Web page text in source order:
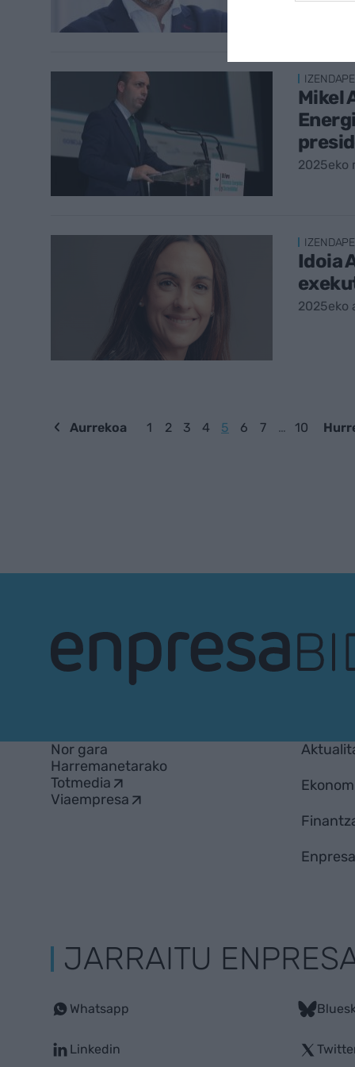
Mikel
2025eko
Idoia
2025eko
Aurrekoa 1 2 3 4 5 6 7 … 10
Nor gara
Harremanetarako
Totmedia
Viaempresa
JARRAITU
Whatsapp
Linkedin